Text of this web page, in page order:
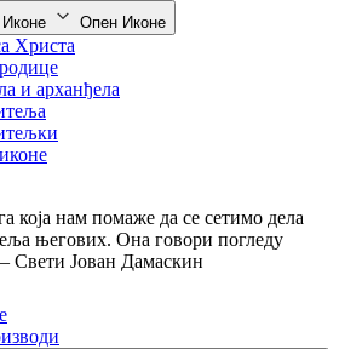
Опен Иконе
Христа
и арханђела
која нам помаже да се сетимо дела
његових. Она говори погледу
Свети Јован Дамаскин